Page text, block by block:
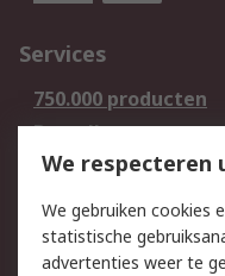
Services
750.000 producten
Bestellen
Retouren
Track & Trace
Wettelijk
We respecteren
We gebruiken cookies
statistische
advertenties weer te